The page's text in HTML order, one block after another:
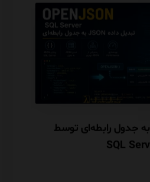
تبدیل داده JSON به جدول رابطه‌ای توسط